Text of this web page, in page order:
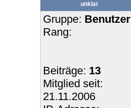
unklar
Gruppe: Benutzer
Rang:
Beiträge: 13
Mitglied seit:
21.11.2006